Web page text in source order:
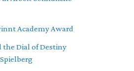
Academy Award
the Dial of Destiny